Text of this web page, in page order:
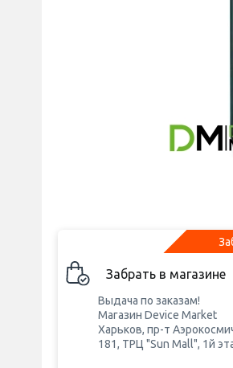
Забрать в магазине
Выдача по заказам!
Магазин Device Market
Харьков, пр-т
181, ТРЦ "Sun Mall", 1й